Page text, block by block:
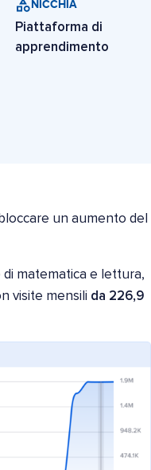
NICCHIA
Piattaforma di
apprendimento
un aumento del
matematica e lettura,
visite mensili da 226,9